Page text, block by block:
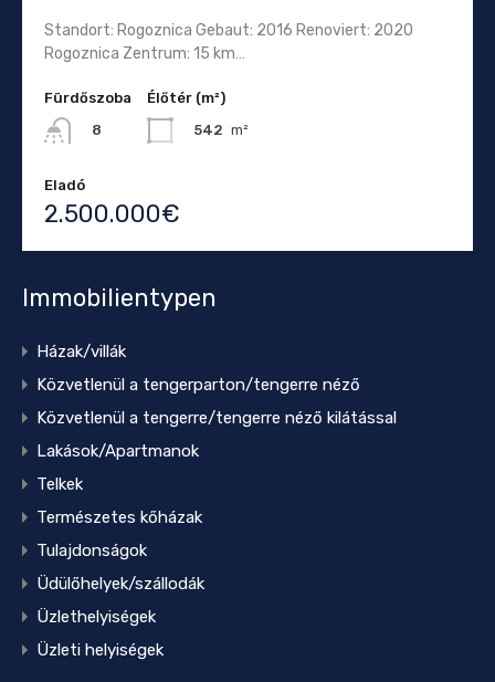
Standort: Rogoznica Gebaut: 2016 Renoviert: 2020
Rogoznica Zentrum: 15 km…
Fürdőszoba
8
Élőtér (m²)
542 m²
Eladó
2.500.000€
Immobilientypen
Házak/villák
Közvetlenül a tengerparton/tengerre néző
Közvetlenül a tengerre/tengerre néző kilátással
Lakások/Apartmanok
Telkek
Természetes kőházak
Tulajdonságok
Üdülőhelyek/szállodák
Üzlethelyiségek
Üzleti helyiségek